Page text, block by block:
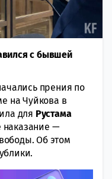
с бывшей
прения по
на Чуйкова в
для Рустама
наказание —
Об этом